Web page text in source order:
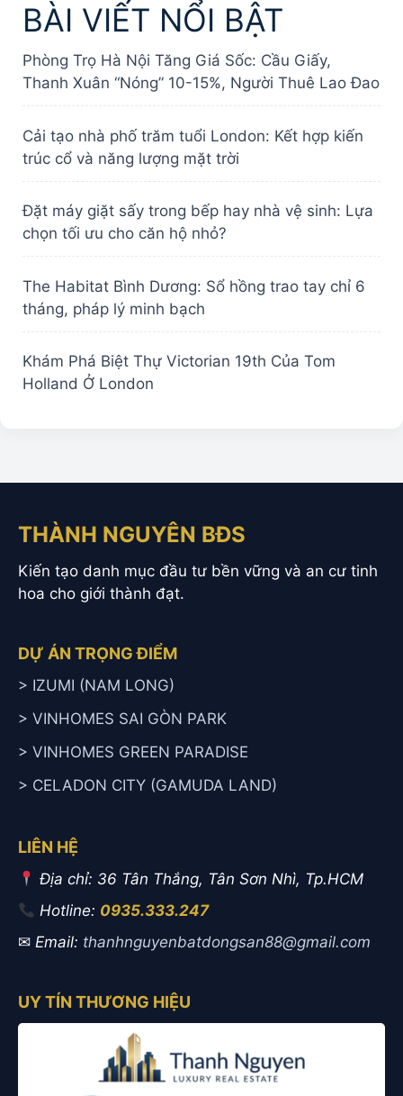
BÀI VIẾT NỔI BẬT
Phòng Trọ Hà Nội Tăng Giá Sốc: Cầu Giấy,
Thanh Xuân “Nóng” 10-15%, Người Thuê Lao Đao
Cải tạo nhà phố trăm tuổi London: Kết hợp kiến
trúc cổ và năng lượng mặt trời
Đặt máy giặt sấy trong bếp hay nhà vệ sinh: Lựa
chọn tối ưu cho căn hộ nhỏ?
The Habitat Bình Dương: Sổ hồng trao tay chỉ 6
tháng, pháp lý minh bạch
Khám Phá Biệt Thự Victorian 19th Của Tom
Holland Ở London
THÀNH NGUYÊN BĐS
Kiến tạo danh mục đầu tư bền vững và an cư tinh
hoa cho giới thành đạt.
DỰ ÁN TRỌNG ĐIỂM
> IZUMI (NAM LONG)
> VINHOMES SAI GÒN PARK
> VINHOMES GREEN PARADISE
> CELADON CITY (GAMUDA LAND)
LIÊN HỆ
Địa chỉ: 36 Tân Thắng, Tân Sơn Nhì, Tp.HCM
Hotline: 0935.333.247
✉ Email: thanhnguyenbatdongsan88@gmail.com
UY TÍN THƯƠNG HIỆU